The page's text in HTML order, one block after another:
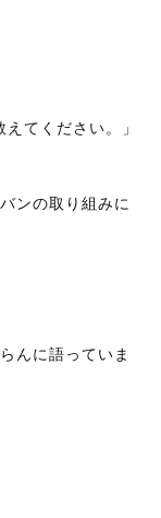
てください。」
ンの取り組みに
んに語っていま